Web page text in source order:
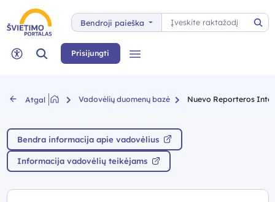
Bendroji paieška
Paieška
Neįgaliųjų rėžimas
Paieška Prisijungti
Atgal Vadovėlių duomenų bazė Nuevo Reporteros
Bendra informacija apie vadovėlius
Informacija vadovėlių teikėjams